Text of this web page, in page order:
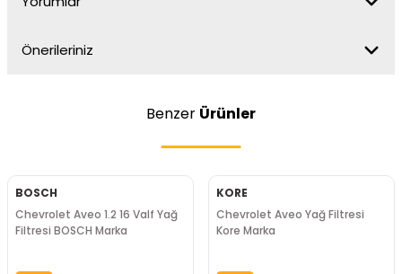
Önerileriniz
Benzer Ürünler
BOSCH
Chevrolet Aveo 1.2 16 Valf Yağ
Filtresi BOSCH Marka
KORE
Chevrolet Aveo Yağ Filtresi
Kore Marka